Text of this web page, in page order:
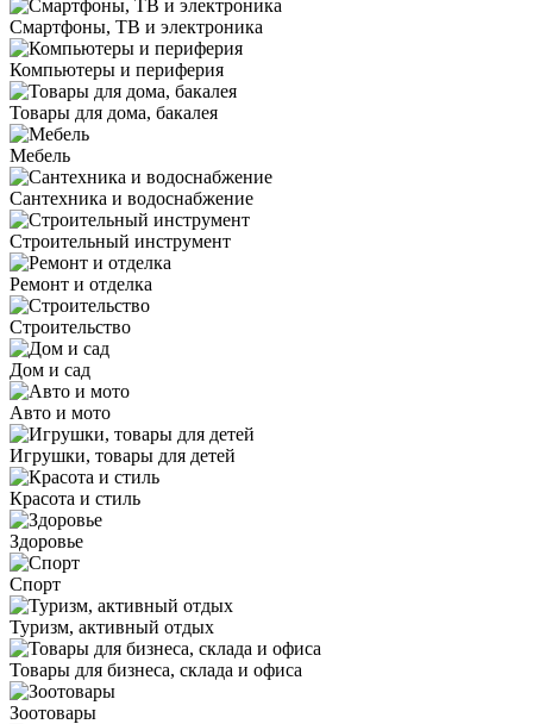
Смартфоны, ТВ и электроника
Компьютеры и периферия
Товары для дома, бакалея
Мебель
Сантехника и водоснабжение
Строительный инструмент
Ремонт и отделка
Строительство
Дом и сад
Авто и мото
Игрушки, товары для детей
Красота и стиль
Здоровье
Спорт
Туризм, активный отдых
Товары для бизнеса, склада и офиса
Зоотовары